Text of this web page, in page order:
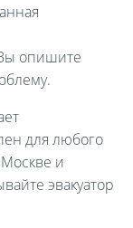
опишите
для любого
и
эвакуатор